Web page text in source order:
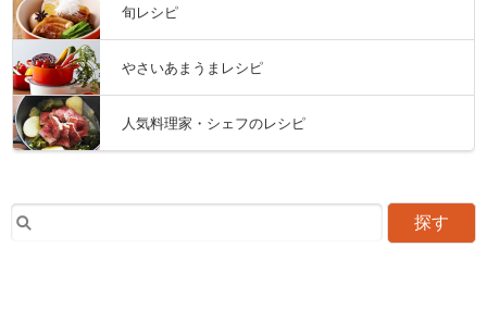
旬レシピ
やさいあまうまレシピ
人気料理家・シェフのレシピ
探す